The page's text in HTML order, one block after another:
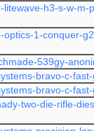
litewave-h3-s-w-
optics-1-conquer-
539gy-
bravo-c-
bravo-c-
two-die-rifle-